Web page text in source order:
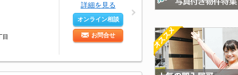
目
詳細を見る
オンライン相談
お問合せ